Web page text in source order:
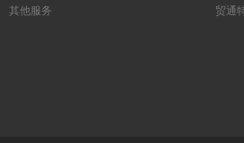
其他服务
贸通